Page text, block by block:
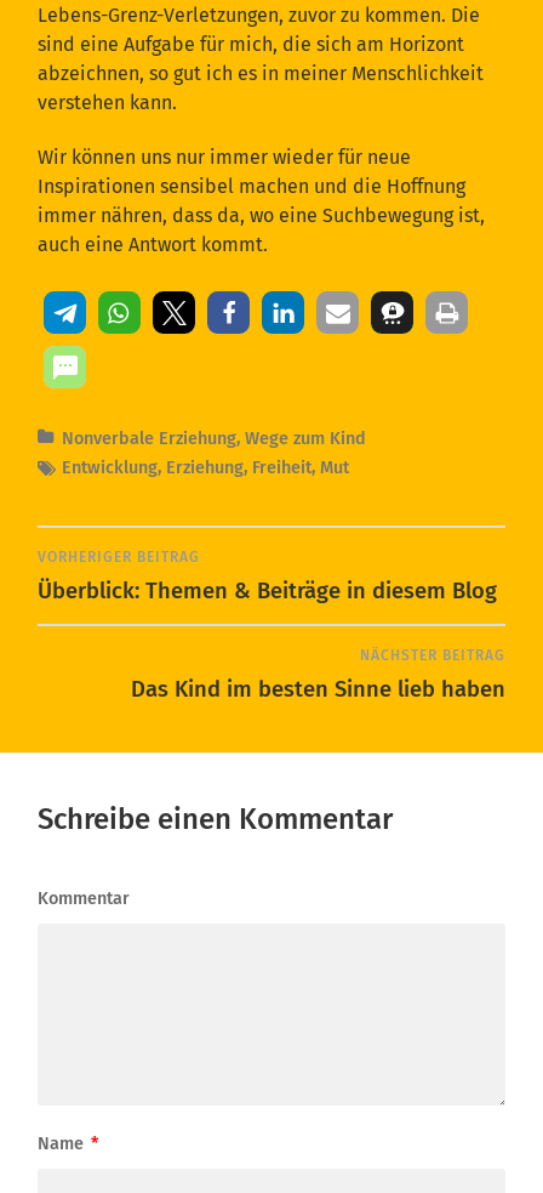
Lebens-Grenz-Verletzungen, zuvor zu kommen. Die
sind eine Aufgabe für mich, die sich am Horizont
abzeichnen, so gut ich es in meiner Menschlichkeit
verstehen kann.
Wir können uns nur immer wieder für neue
Inspirationen sensibel machen und die Hoffnung
immer nähren, dass da, wo eine Suchbewegung ist,
auch eine Antwort kommt.
Nonverbale Erziehung,Wege zum Kind
Entwicklung, Erziehung, Freiheit,Mut
VORHERIGER BEITRAG
Überblick: Themen & Beiträge in diesem Blog
NÄCHSTER BEITRAG
Das Kind im besten Sinne lieb haben
Schreibe einen Kommentar
Kommentar
Name *